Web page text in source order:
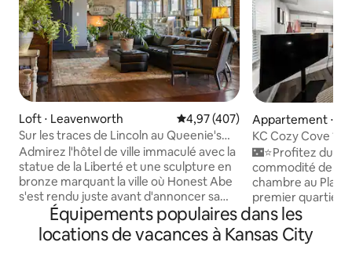
Loft ⋅ Leavenworth Évaluation moyenne sur la
4,97 (407)
Sur les traces de Lincoln au Queenie's
Loft à Leavenworth
Admirez l'hôtel de ville immaculé avec la
statue de la Liberté et une sculpture en
bronze marquant la ville où Honest Abe
s'est rendu juste avant d'annoncer sa
candidature à la présidence. Les briques
et le bois durs d'origine de cette maison
unique de 170 ans ont résisté à l'épreuve
Appartement ⋅
b Plaza
KC Cozy Cove
Plaza Area
🌃⭐Profitez du
commodité de
chambre au Plaza⭐🌃 Niché
premier quartier
gastronomique
confort et style.
promenade
Équipements populaires dans les
locations de vacances à Kansas City